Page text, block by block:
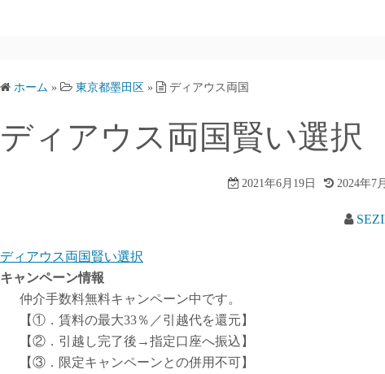
ホーム » 東京都墨田区 » ディアウス両国
ディアウス両国賢い選択
2021年6月19日 2024年7
ディアウス両国賢い選択
キャンペーン情報
仲介手数料無料キャンペーン中です。
【①．賃料の最大33％／引越代を還元】
【②．引越し完了後→指定口座へ振込】
【③．限定キャンペーンとの併用不可】